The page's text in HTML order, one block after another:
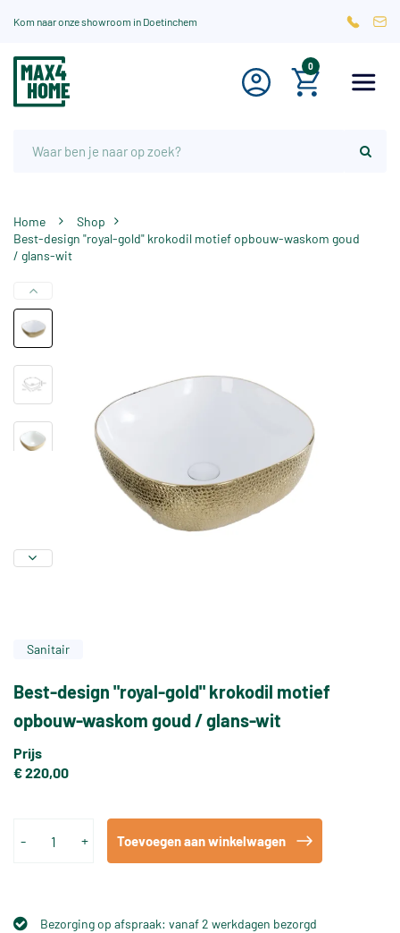
Kom naar onze showroom in Doetinchem
0
Home
Shop
Best-design "royal-gold" krokodil motief opbouw-waskom goud
/ glans-wit
Sanitair
Best-design "royal-gold" krokodil motief
opbouw-waskom goud / glans-wit
Prijs
€ 220,00
- + Toevoegen aan winkelwagen
Bezorging op afspraak: vanaf 2 werkdagen bezorgd